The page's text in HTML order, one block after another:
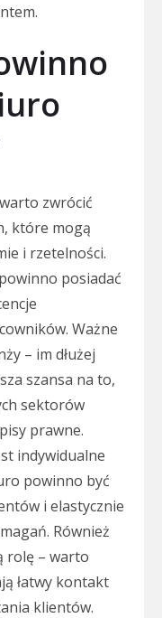
zwrócić
które mogą
i rzetelności.
posiadać
Ważne
– im dłużej
szansa na to,
sektorów
prawne.
indywidualne
powinno być
i elastycznie
Również
rolę – warto
łatwy kontakt
klientów.